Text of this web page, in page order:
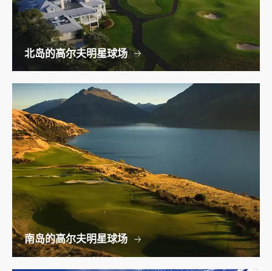
北岛的高尔夫明星球场
南岛的高尔夫明星球场